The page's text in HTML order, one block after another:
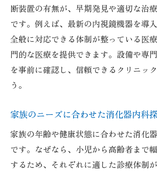
断装置の有無が、早期発見や適切な治
です。例えば、最新の内視鏡機器を導
全般に対応できる体制が整っている医
門的な医療を提供できます。設備や専
を事前に確認し、信頼できるクリニッ
う。
家族のニーズに合わせた消化器内科
家族の年齢や健康状態に合わせた消化
です。なぜなら、小児から高齢者まで
するため、それぞれに適した診療体制